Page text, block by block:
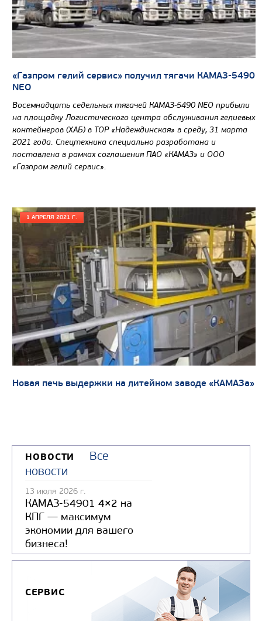
«Газпром гелий сервис» получил тягачи КАМАЗ-5490
NEO
Восемнадцать седельных тягачей КАМАЗ-5490 NEO прибыли
на площадку Логистического центра обслуживания гелиевых
контейнеров (ХАБ) в ТОР «Надеждинская» в среду, 31 марта
2021 года. Спецтехника специально разработана и
поставлена в рамках соглашения ПАО «КАМАЗ» и ООО
«Газпром гелий сервис».
1 АПРЕЛЯ 2021 Г.
Новая печь выдержки на литейном заводе «КАМАЗа»
НОВОСТИ
Все
новости
13 июля 2026 г.
КАМАЗ-54901 4×2 на
КПГ — максимум
экономии для вашего
бизнеса!
СЕРВИС